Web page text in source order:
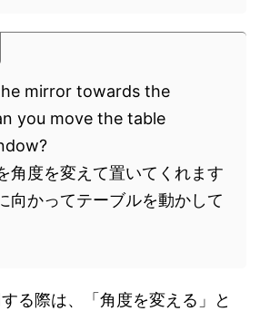
mirror towards the
you move the table
角度を変えて置いてくれます
向かってテーブルを動かして
る際は、「角度を変える」と